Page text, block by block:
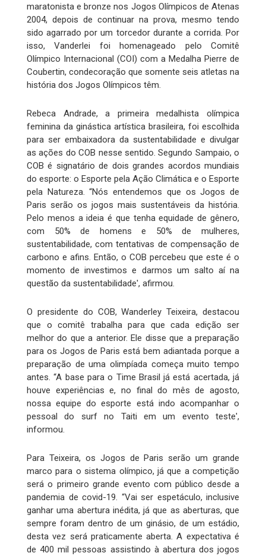
maratonista e bronze nos Jogos Olímpicos de Atenas
2004, depois de continuar na prova, mesmo tendo
sido agarrado por um torcedor durante a corrida. Por
isso, Vanderlei foi homenageado pelo Comitê
Olímpico Internacional (COI) com a Medalha Pierre de
Coubertin, condecoração que somente seis atletas na
história dos Jogos Olímpicos têm.
Rebeca Andrade, a primeira medalhista olímpica
feminina da ginástica artística brasileira, foi escolhida
para ser embaixadora da sustentabilidade e divulgar
as ações do COB nesse sentido. Segundo Sampaio, o
COB é signatário de dois grandes acordos mundiais
do esporte: o Esporte pela Ação Climática e o Esporte
pela Natureza. “Nós entendemos que os Jogos de
Paris serão os jogos mais sustentáveis da história.
Pelo menos a ideia é que tenha equidade de gênero,
com 50% de homens e 50% de mulheres,
sustentabilidade, com tentativas de compensação de
carbono e afins. Então, o COB percebeu que este é o
momento de investimos e darmos um salto aí na
questão da sustentabilidade', afirmou.
O presidente do COB, Wanderley Teixeira, destacou
que o comitê trabalha para que cada edição ser
melhor do que a anterior. Ele disse que a preparação
para os Jogos de Paris está bem adiantada porque a
preparação de uma olimpíada começa muito tempo
antes. “A base para o Time Brasil já está acertada, já
houve experiências e, no final do mês de agosto,
nossa equipe do esporte está indo acompanhar o
pessoal do surf no Taiti em um evento teste',
informou.
Para Teixeira, os Jogos de Paris serão um grande
marco para o sistema olímpico, já que a competição
será o primeiro grande evento com público desde a
pandemia de covid-19. “Vai ser espetáculo, inclusive
ganhar uma abertura inédita, já que as aberturas, que
sempre foram dentro de um ginásio, de um estádio,
desta vez será praticamente aberta. A expectativa é
de 400 mil pessoas assistindo à abertura dos jogos